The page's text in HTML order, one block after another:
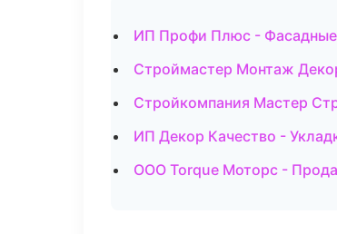
ИП Профи Плюс -
Строймастер Монтаж
Стройкомпания Мастер
ИП Декор Качество -
ООО Torque Моторс -